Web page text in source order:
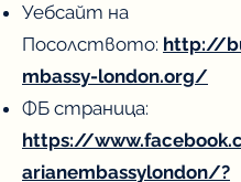
Уебсайт на
Посолството: http://
mbassy-london.org/
ФБ страница:
https://
arianembassylondon/?